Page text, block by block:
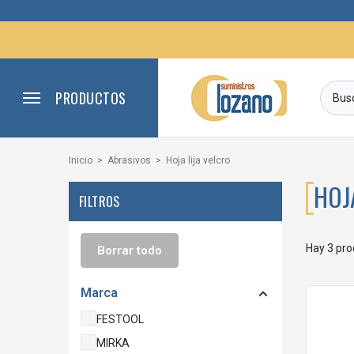
PRODUCTOS
Inicio Abrasivos Hoja lija velcro
FILTROS
Borrar todo
Marca 
FESTOOL
MIRKA
Hay 3